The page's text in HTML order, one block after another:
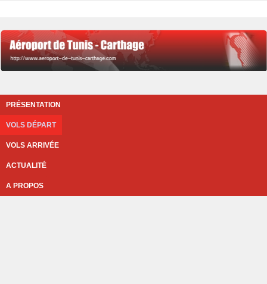
PRÉSENTATION
VOLS DÉPART
VOLS ARRIVÉE
ACTUALITÉ
A PROPOS